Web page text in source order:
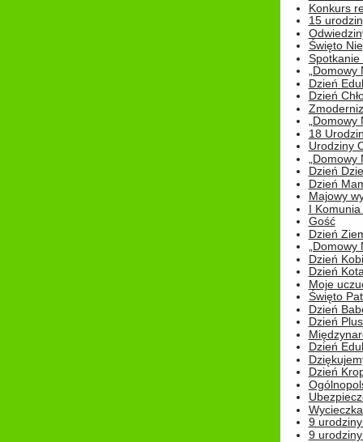
Konkurs
15
Święto
Spotkanie
Dzień
Dzień
18
Urodziny
Dzień
Dzień
Majowy
I
Gość
Dzień
Dzień
Dzień
Moje
Święto
Dzień
Dzień
Dzień
Dzień
9
9